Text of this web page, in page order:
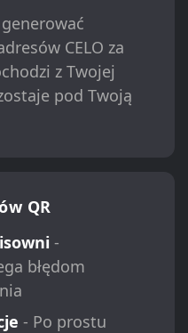
CELO za
z Twojej
pod Twoją
QR
-
błędom
- Po prostu